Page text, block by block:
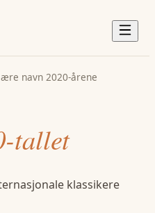
navn 2020-årene
tallet
klassikere